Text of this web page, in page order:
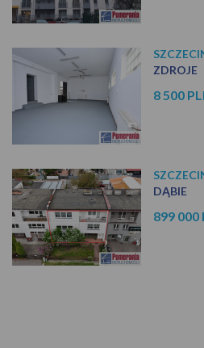
ZDROJE
8 500
DĄBIE
899 000